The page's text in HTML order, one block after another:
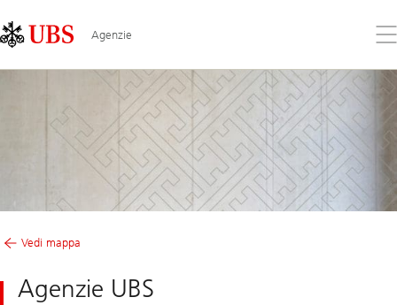
Links
Area
Agenzie
il
Vedi mappa
Agenzie UBS